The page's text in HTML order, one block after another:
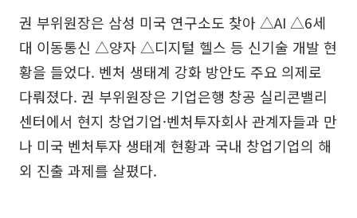
권 부위원장은 삼성 미국 연구소도 찾아 △AI △6세
대 이동통신 △양자 △디지털 헬스 등 신기술 개발 현
황을 들었다. 벤처 생태계 강화 방안도 주요 의제로
다뤄졌다. 권 부위원장은 기업은행 창공 실리콘밸리
센터에서 현지 창업기업·벤처투자회사 관계자들과 만
나 미국 벤처투자 생태계 현황과 국내 창업기업의 해
외 진출 과제를 살폈다.